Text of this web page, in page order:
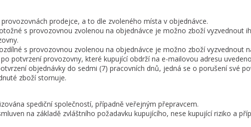
prodejce, a to dle zvoleného místa v objednávce.
s provozovnou zvolenou na objednávce je možno zboží vyzvednout
s provozovnou zvolenou na objednávce je možno zboží vyzvednout
potvrzení provozovny, které kupující obdrží na e-mailovou adresu
objednávky do sedmi (7) pracovních dnů, jedná se o porušení své
zboží stornuje.
spediční společností, případně veřejným přepravcem.
na základě zvláštního požadavku kupujícího, nese kupující riziko a